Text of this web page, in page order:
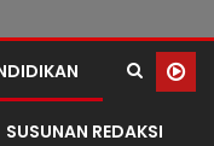
SUSUNAN REDAKSI